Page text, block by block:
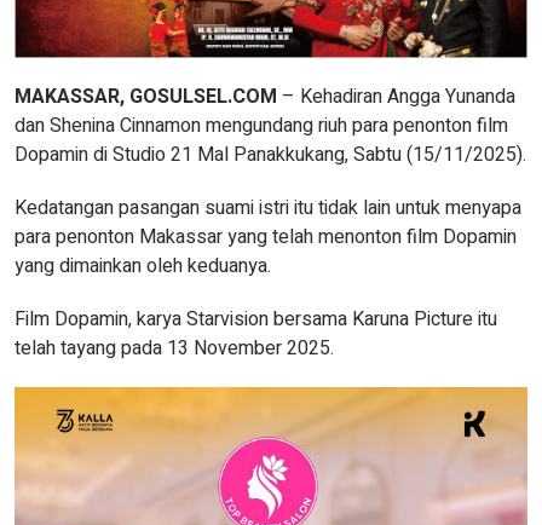
MAKASSAR, GOSULSEL.COM – Kehadiran Angga Yunanda
dan Shenina Cinnamon mengundang riuh para penonton film
Dopamin di Studio 21 Mal Panakkukang, Sabtu (15/11/2025).
Kedatangan pasangan suami istri itu tidak lain untuk menyapa
para penonton Makassar yang telah menonton film Dopamin
yang dimainkan oleh keduanya.
Film Dopamin, karya Starvision bersama Karuna Picture itu
telah tayang pada 13 November 2025.